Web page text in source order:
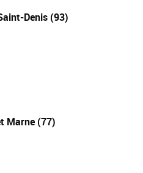
Denis (93)
Marne (77)